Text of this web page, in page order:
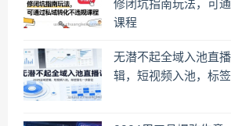
修闭坑指南玩法，可
课程
无潜不起全域入池直
辑，短视频入池，标